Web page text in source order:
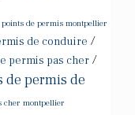
de permis montpellier
de conduire /
permis pas cher /
de permis de
cher montpellier